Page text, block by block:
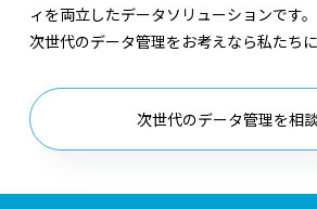
ィを両立したデータソリューションです。
次世代のデータ管理をお考えなら私たち
次世代のデータ管理を相